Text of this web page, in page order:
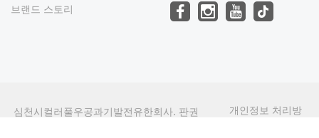
브랜드 스토리
심천시컬러풀우공과기발전유한회사. 판권
개인정보 처리방